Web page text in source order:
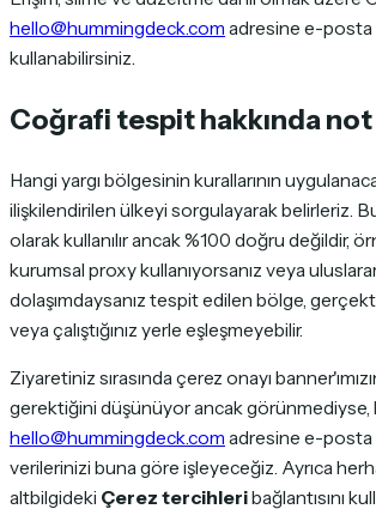
hello@hummingdeck.com adresine e-
kullanabilirsiniz.
Coğrafi tespit hakkında not
Hangi yargı bölgesinin kurallarının
ilişkilendirilen ülkeyi sorgulayarak belirleriz.
olarak kullanılır ancak %100 doğru değildir,
kurumsal proxy kullanıyorsanız veya
dolaşımdaysanız tespit edilen bölge,
veya çalıştığınız yerle eşleşmeyebilir.
Ziyaretiniz sırasında çerez onayı
gerektiğini düşünüyor ancak görünmediyse,
hello@hummingdeck.com adresine e-posta
verilerinizi buna göre işleyeceğiz. Ayrıca
altbilgideki Çerez tercihleribağlantısını